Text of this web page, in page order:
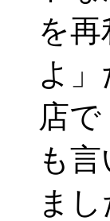
を
よ
店
も
まし